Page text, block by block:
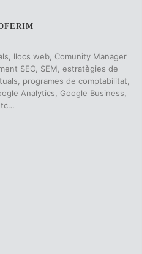
llocs web, Comunity Manager
SEO, SEM, estratègies de
programes de comptabilitat,
Analytics, Google Business,